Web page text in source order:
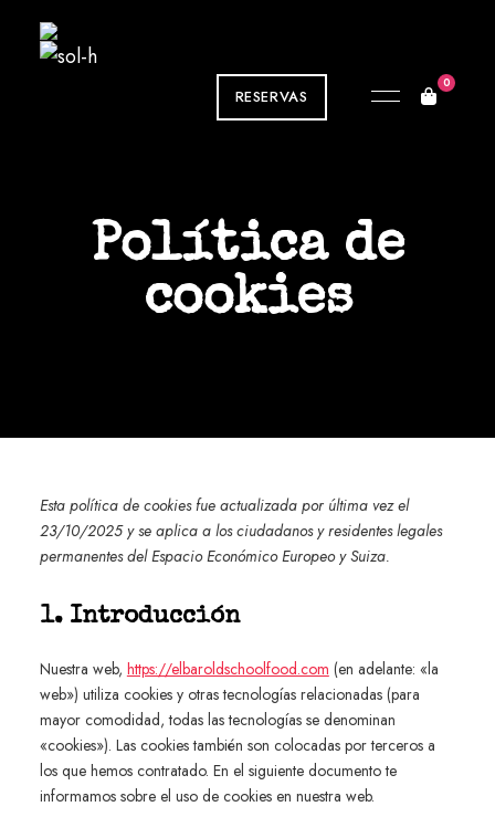
RESERVAS
0
Política de
cookies
Esta política de cookies fue actualizada por última vez el
23/10/2025 y se aplica a los ciudadanos y residentes legales
permanentes del Espacio Económico Europeo y Suiza.
1. Introducción
Nuestra web, https://elbaroldschoolfood.com (en adelante: «la
web») utiliza cookies y otras tecnologías relacionadas (para
mayor comodidad, todas las tecnologías se denominan
«cookies»). Las cookies también son colocadas por terceros a
los que hemos contratado. En el siguiente documento te
informamos sobre el uso de cookies en nuestra web.